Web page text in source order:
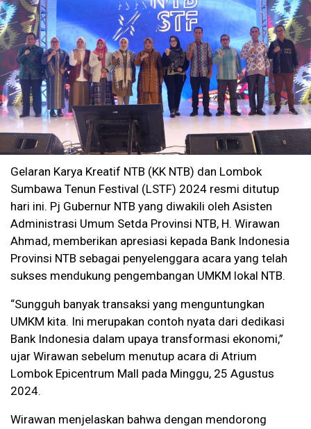
Gelaran Karya Kreatif NTB (KK NTB) dan Lombok
Sumbawa Tenun Festival (LSTF) 2024 resmi ditutup
hari ini. Pj Gubernur NTB yang diwakili oleh Asisten
Administrasi Umum Setda Provinsi NTB, H. Wirawan
Ahmad, memberikan apresiasi kepada Bank Indonesia
Provinsi NTB sebagai penyelenggara acara yang telah
sukses mendukung pengembangan UMKM lokal NTB.
“Sungguh banyak transaksi yang menguntungkan
UMKM kita. Ini merupakan contoh nyata dari dedikasi
Bank Indonesia dalam upaya transformasi ekonomi,”
ujar Wirawan sebelum menutup acara di Atrium
Lombok Epicentrum Mall pada Minggu, 25 Agustus
2024.
Wirawan menjelaskan bahwa dengan mendorong